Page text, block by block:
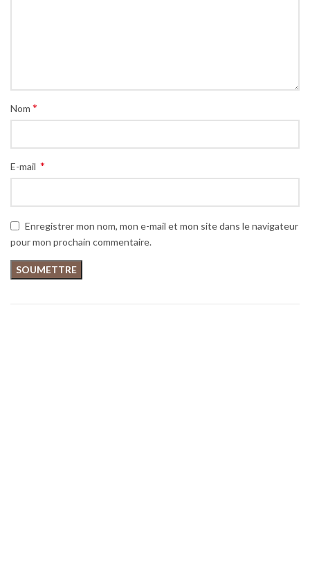
Nom *
E-mail *
Enregistrer mon nom, mon e-mail et mon site dans le navigateur
pour mon prochain commentaire.